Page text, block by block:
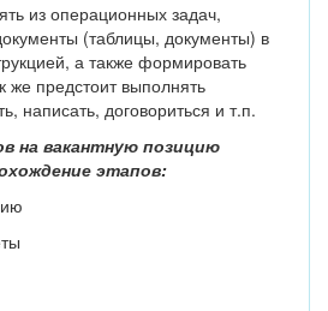
из операционных задач,
(таблицы, документы) в
а также формировать
же предстоит выполнять
написать, договориться и т.п.
на вакантную позицию
этапов: